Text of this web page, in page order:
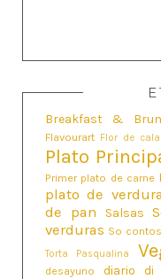
Breakfast &
Flavourart Flor de
Plato
Primer plato de carne
plato de
de pan
Salsas
verduras So
Torta Pasqualina
desayuno diario di